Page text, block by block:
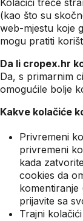
Kolačići treće
(kao što su
web-mjestu koje
mogu pratiti
Da li cropex.hr
Da, s primarnim
omogućile bolje
Kakve kolačiće
Privremeni
privremeni
kada
cookies da
komentiranje
prijavite sa
Trajni